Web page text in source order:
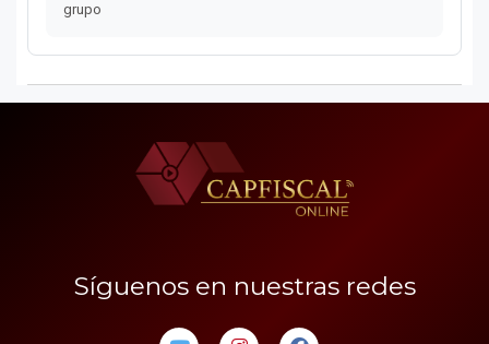
grupo
Síguenos en nuestras redes